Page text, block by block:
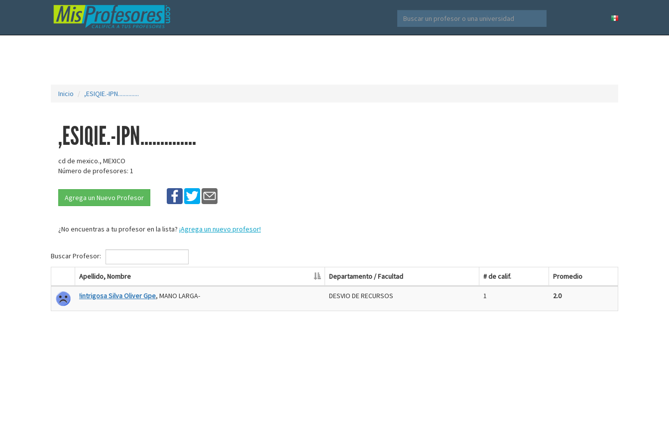
Inicio ,ESIQIE.-IPN..............
,ESIQIE.-IPN..............
cd de mexico., MEXICO
Número de profesores: 1
Agrega un Nuevo Profesor
¿No encuentras a tu profesor en la lista? ¡Agrega un nuevo profesor!
Buscar Profesor:
Apellido, Nombre Departamento / Facultad # de calif. Promedio
!intrigosa Silva Oliver Gpe, MANO LARGA- DESVIO DE RECURSOS 1 2.0